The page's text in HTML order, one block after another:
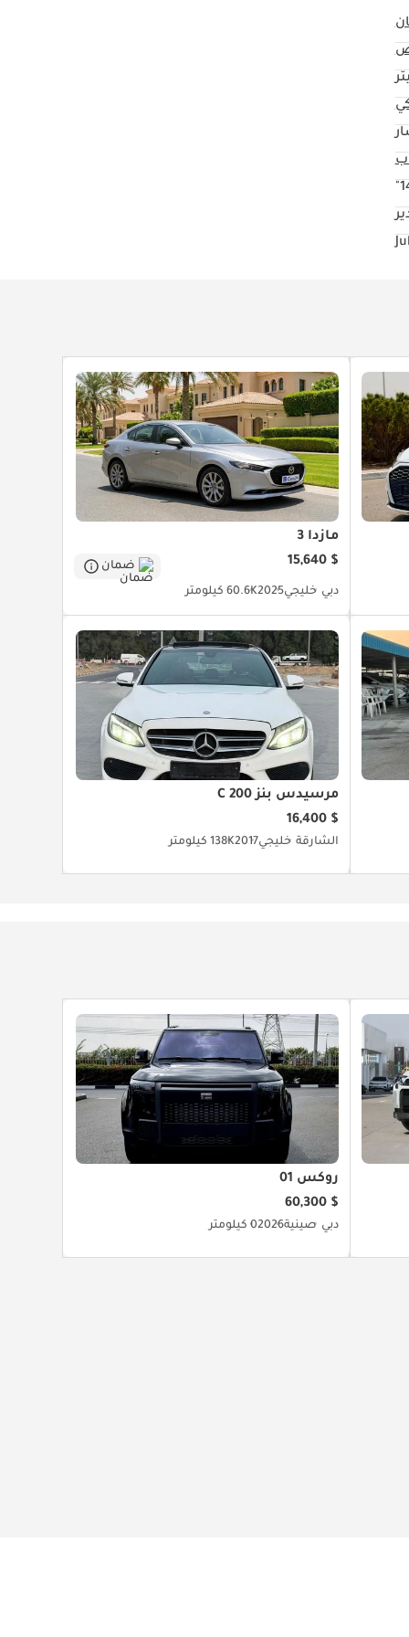
مازدا 3
$ 15,640
ضمان
دبي خليجي202560.6K كيلومتر
مرسيدس بنز C 200
$ 16,400
الشارقة خليجي2017138K كيلومتر
روكس 01
$ 60,300
دبي صينية20260 كيلومتر